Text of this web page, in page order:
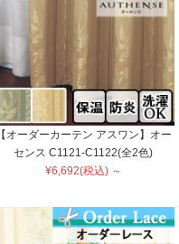
【オーダーカーテン アスワン】オー
センス C1121-C1122(全2色)
¥6,692(税込) ～